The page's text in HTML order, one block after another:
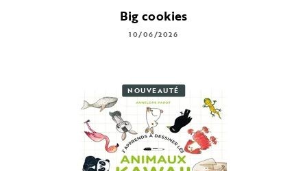
Big cookies
10/06/2026
NOUVEAUTÉ